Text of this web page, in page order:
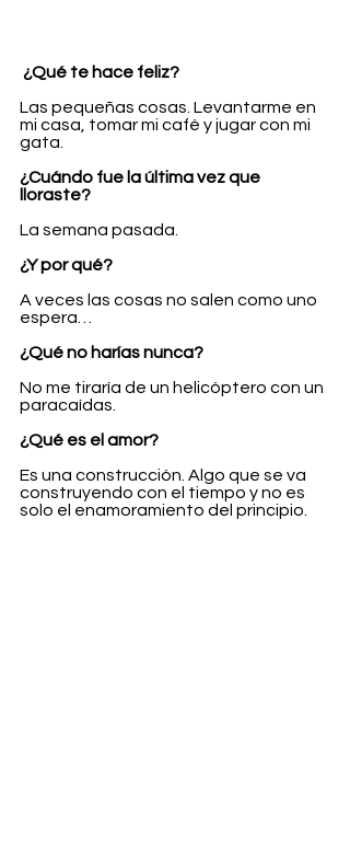
¿Qué te hace feliz?
Las pequeñas cosas. Levantarme en
mi casa, tomar mi café y jugar con mi
gata.
¿Cuándo fue la última vez que
lloraste?
La semana pasada.
¿Y por qué?
A veces las cosas no salen como uno
espera…
¿Qué no harías nunca?
No me tiraría de un helicóptero con un
paracaídas.
¿Qué es el amor?
Es una construcción. Algo que se va
construyendo con el tiempo y no es
solo el enamoramiento del principio.